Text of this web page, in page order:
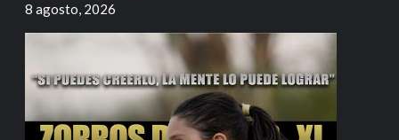
8 agosto, 2026